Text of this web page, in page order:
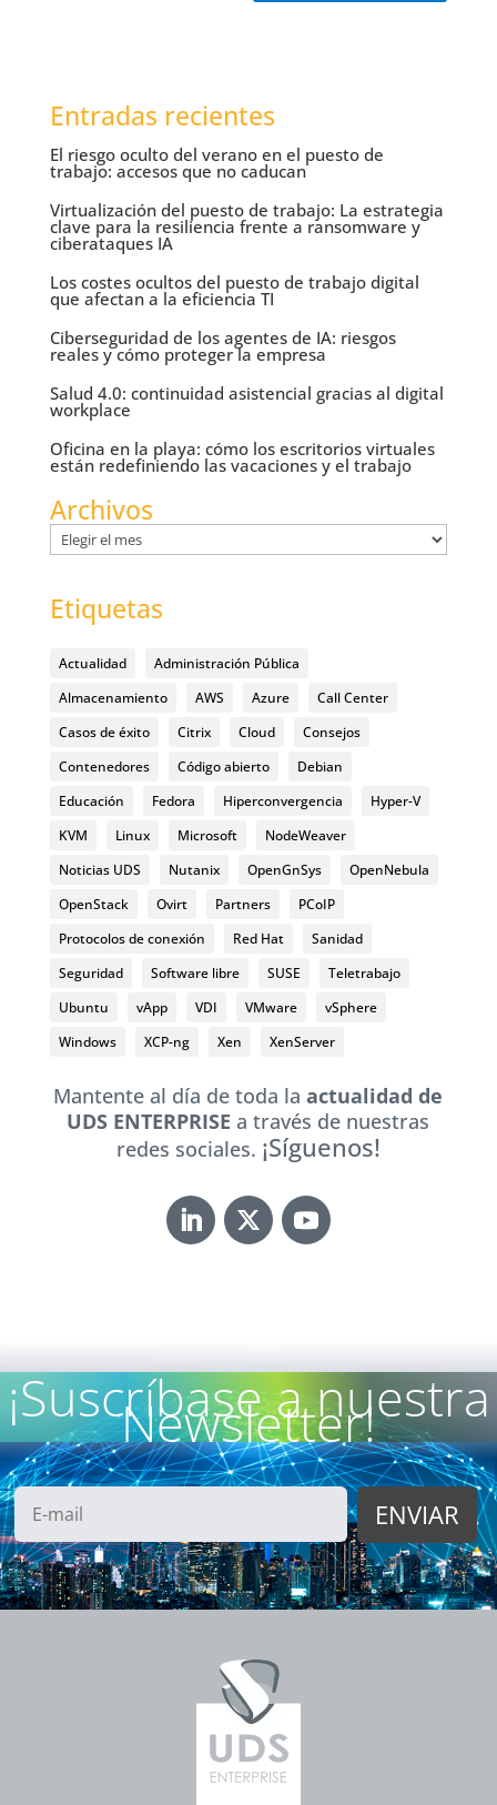
Entradas recientes
El riesgo oculto del verano en el puesto de
trabajo: accesos que no caducan
Virtualización del puesto de trabajo: La estrategia
clave para la resiliencia frente a ransomware y
ciberataques IA
Los costes ocultos del puesto de trabajo digital
que afectan a la eficiencia TI
Ciberseguridad de los agentes de IA: riesgos
reales y cómo proteger la empresa
Salud 4.0: continuidad asistencial gracias al digital
workplace
Oficina en la playa: cómo los escritorios virtuales
están redefiniendo las vacaciones y el trabajo
Archivos
Archivos
Etiquetas
Actualidad
Administración Pública
Almacenamiento
AWS Azure
Call Center
Casos de éxito
Citrix Cloud
Consejos
Contenedores
Código abierto
Debian
Educación
Fedora Hiperconvergencia
Hyper-V
KVM
Linux Microsoft
NodeWeaver
Noticias UDS
Nutanix OpenGnSys
OpenNebula
OpenStack
Ovirt Partners
PCoIP
Protocolos de conexión
Red Hat
Sanidad
Seguridad
Software libre SUSE
Teletrabajo
Ubuntu
vApp VDI VMware
vSphere
Windows
XCP-ng Xen XenServer
Mantente al día de toda laactualidad de
UDS ENTERPRISEa través de nuestras
redes sociales. ¡Síguenos!
¡Suscríbase a nuestra
Newsletter!